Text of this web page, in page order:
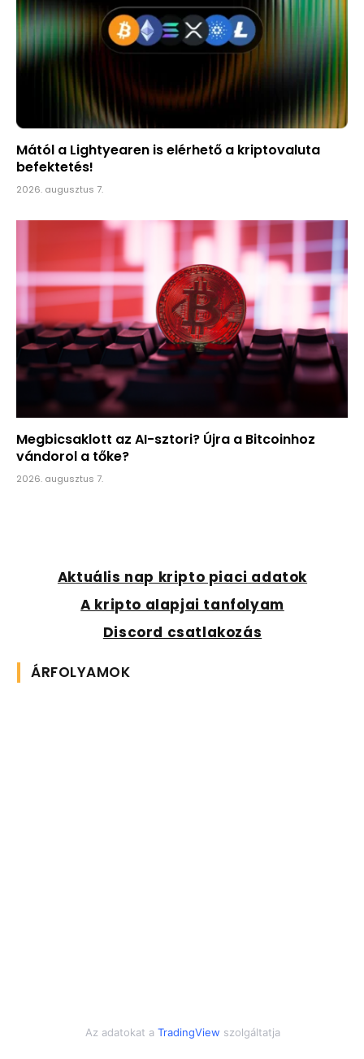
Mától a Lightyearen is elérhető a kriptovaluta
befektetés!
2026. augusztus 7.
Megbicsaklott az AI-sztori? Újra a Bitcoinhoz
vándorol a tőke?
2026. augusztus 7.
Aktuális nap kripto piaci adatok
A kripto alapjai tanfolyam
Discord csatlakozás
ÁRFOLYAMOK
Az adatokat a TradingView szolgáltatja